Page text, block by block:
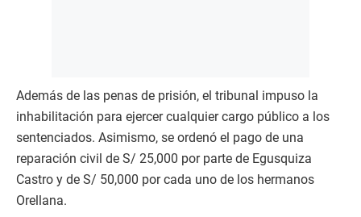
Además de las penas de prisión, el tribunal impuso la
inhabilitación para ejercer cualquier cargo público a los
sentenciados. Asimismo, se ordenó el pago de una
reparación civil de S/ 25,000 por parte de Egusquiza
Castro y de S/ 50,000 por cada uno de los hermanos
Orellana.